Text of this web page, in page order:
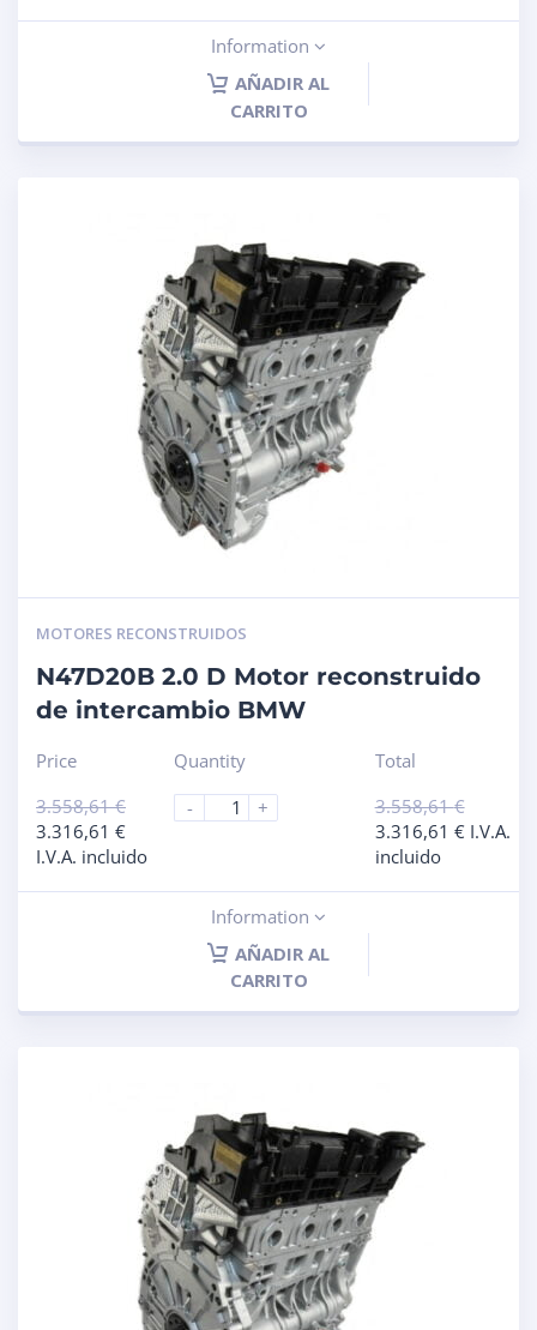
Information
AÑADIR AL
CARRITO
MOTORES RECONSTRUIDOS
N47D20B 2.0 D Motor reconstruido
de intercambio BMW
Price
3.558,61€
3.316,61 €
I.V.A. incluido
Quantity
-
+
Total
3.558,61€
3.316,61 € I.V.A.
incluido
Information
AÑADIR AL
CARRITO